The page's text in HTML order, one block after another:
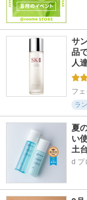
サ
品
人
フ
ラ
夏
い
土
d プ